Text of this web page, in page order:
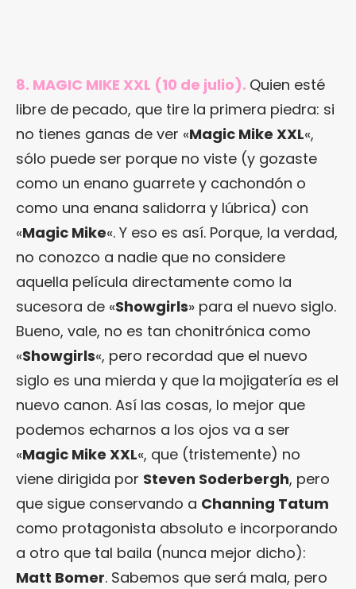
8. MAGIC MIKE XXL (10 de julio). Quien esté
libre de pecado, que tire la primera piedra: si
no tienes ganas de ver «Magic Mike XXL«,
sólo puede ser porque no viste (y gozaste
como un enano guarrete y cachondón o
como una enana salidorra y lúbrica) con
«Magic Mike«. Y eso es así. Porque, la verdad,
no conozco a nadie que no considere
aquella película directamente como la
sucesora de «Showgirls» para el nuevo siglo.
Bueno, vale, no es tan chonitrónica como
«Showgirls«, pero recordad que el nuevo
siglo es una mierda y que la mojigatería es el
nuevo canon. Así las cosas, lo mejor que
podemos echarnos a los ojos va a ser
«Magic Mike XXL«, que (tristemente) no
viene dirigida por Steven Soderbergh, pero
que sigue conservando a Channing Tatum
como protagonista absoluto e incorporando
a otro que tal baila (nunca mejor dicho):
Matt Bomer. Sabemos que será mala, pero